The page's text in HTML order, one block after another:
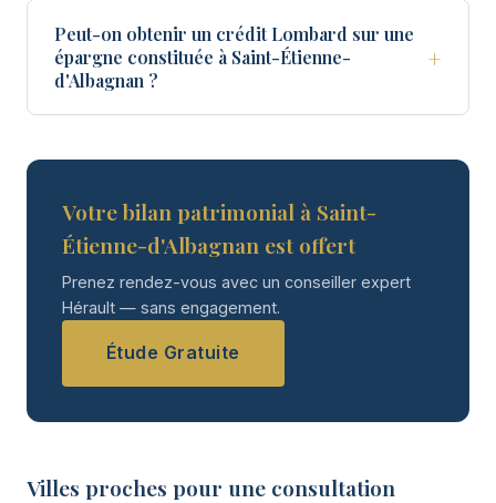
Peut-on obtenir un crédit Lombard sur une
épargne constituée à Saint-Étienne-
d'Albagnan ?
+
Votre bilan patrimonial à Saint-
Étienne-d'Albagnan est offert
Prenez rendez-vous avec un conseiller expert
Hérault — sans engagement.
Étude Gratuite
Villes proches pour une consultation